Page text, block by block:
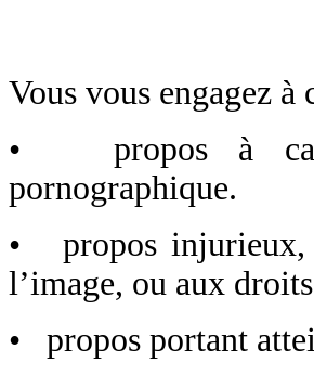
Vous vous engagez
• propos à
pornographique.
• propos injurieux,
l’image, ou aux
• propos portant